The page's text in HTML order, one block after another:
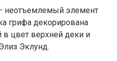
неотъемлемый элемент
грифа декорирована
в цвет верхней деки и
Эклунд.